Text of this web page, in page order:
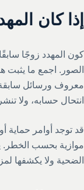
إذا كان
كون المهدد زوجًا
الصور. اجمع ما
معروف ورسائل سابقة
انتحال حسابه، ولا
قد توجد أوامر حماية
موازية بحسب الخطر.
الضحية ولا يكشفها